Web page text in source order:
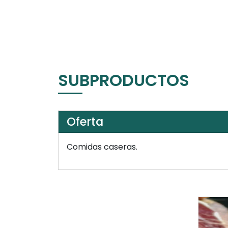
SUBPRODUCTOS
Oferta
Comidas caseras.